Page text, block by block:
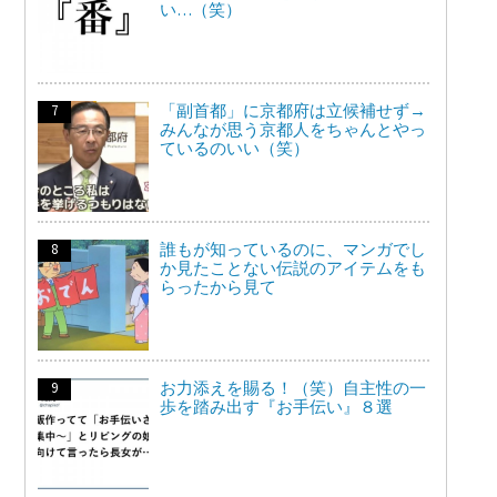
い…（笑）
「副首都」に京都府は立候補せず→
みんなが思う京都人をちゃんとやっ
ているのいい（笑）
誰もが知っているのに、マンガでし
か見たことない伝説のアイテムをも
らったから見て
お力添えを賜る！（笑）自主性の一
歩を踏み出す『お手伝い』８選